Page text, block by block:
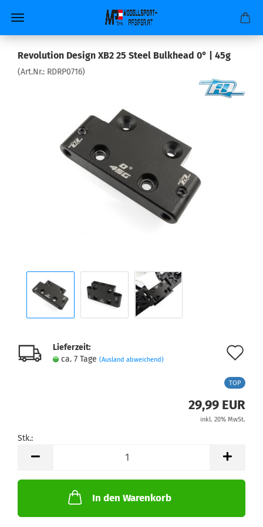
Revolution Design XB2 25 Steel Bulkhead 0° | 45g
(Art.Nr.: RDRP0716)
Lieferzeit:
ca. 7 Tage (Ausland abweichend)
TOP
29,99 EUR
inkl. 20% MwSt.
Stk.:
In den Warenkorb